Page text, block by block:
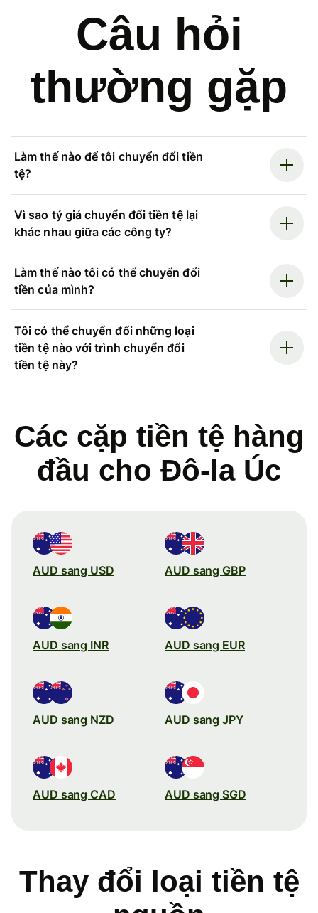
Câu hỏi
thường gặp
Làm thế nào để tôi chuyển đổi tiền
tệ?
Vì sao tỷ giá chuyển đổi tiền tệ lại
khác nhau giữa các công ty?
Làm thế nào tôi có thể chuyển đổi
tiền của mình?
Tôi có thể chuyển đổi những loại
tiền tệ nào với trình chuyển đổi
tiền tệ này?
Các cặp tiền tệ hàng
đầu cho Đô-la Úc
AUD sang USD AUD sang GBP
AUD sang INR AUD sang EUR
AUD sang NZD AUD sang JPY
AUD sang CAD AUD sang SGD
Thay đổi loại tiền tệ